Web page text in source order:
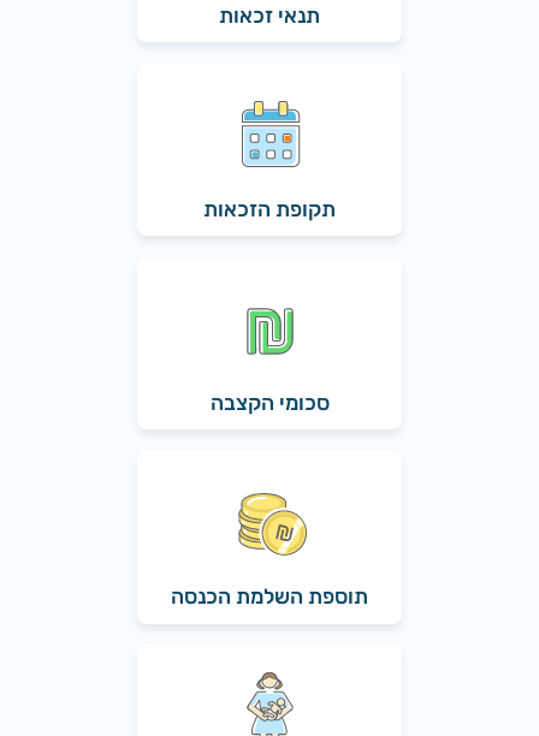
תנאי זכאות
תקופת הזכאות
סכומי הקצבה
תוספת השלמת הכנסה